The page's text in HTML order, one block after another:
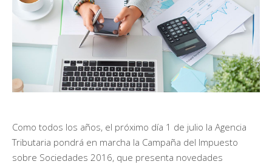
Como todos los años, el próximo día 1 de julio la Agencia
Tributaria pondrá en marcha la Campaña del Impuesto
sobre Sociedades 2016, que presenta novedades